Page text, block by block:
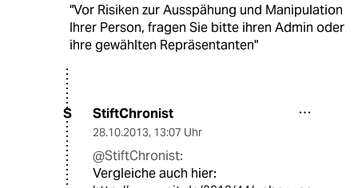
"Vor Risiken zur Ausspähung und Manipulation
Ihrer Person, fragen Sie bitte ihren Admin oder
ihre gewählten Repräsentanten"
S StiftChronist
28.10.2013, 13:07 Uhr
@StiftChronist:
Vergleiche auch hier: